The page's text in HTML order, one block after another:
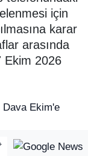
için
karar
arasında
Ekim 2026